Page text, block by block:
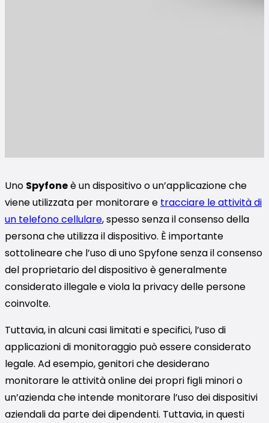
Uno Spyfoneè un dispositivo o un’applicazione che
viene utilizzata per monitorare e tracciare le attività di
un telefono cellulare, spesso senza il consenso della
persona che utilizza il dispositivo. È importante
sottolineare che l’uso di uno Spyfone senza il consenso
del proprietario del dispositivo è generalmente
considerato illegale e viola la privacy delle persone
coinvolte.
Tuttavia, in alcuni casi limitati e specifici, l’uso di
applicazioni di monitoraggio può essere considerato
legale. Ad esempio, genitori che desiderano
monitorare le attività online dei propri figli minori o
un’azienda che intende monitorare l’uso dei dispositivi
aziendali da parte dei dipendenti. Tuttavia, in questi